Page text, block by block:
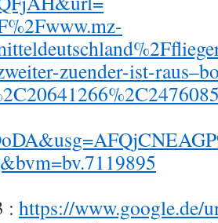
zuender-ist-
: https://www.google.de/